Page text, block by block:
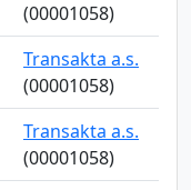
(00001058)
Transakta a.s.
(00001058)
Transakta a.s.
(00001058)